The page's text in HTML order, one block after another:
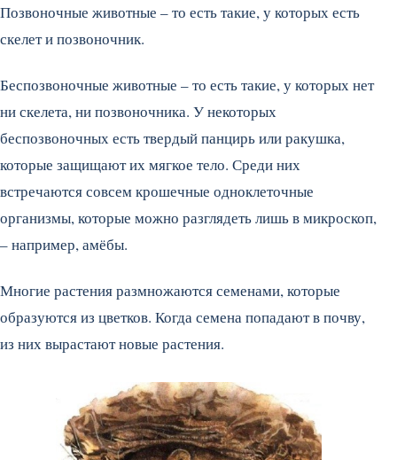
Позвоночные животные – то есть такие, у которых есть
скелет и позвоночник.
Беспозвоночные животные – то есть такие, у которых нет
ни скелета, ни позвоночника. У некоторых
беспозвоночных есть твердый панцирь или ракушка,
которые защищают их мягкое тело. Среди них
встречаются совсем крошечные одноклеточные
организмы, которые можно разглядеть лишь в микроскоп,
– например, амёбы.
Многие растения размножаются семенами, которые
образуются из цветков. Когда семена попадают в почву,
из них вырастают новые растения.